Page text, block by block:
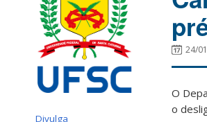
Divulga
24/
O
o